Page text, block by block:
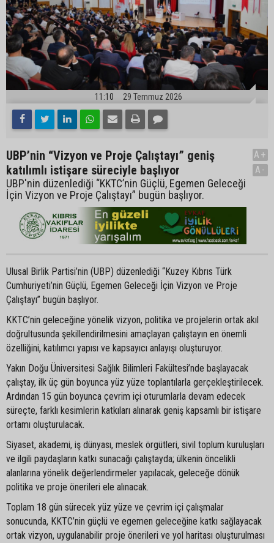
11:10 29 Temmuz 2026
UBP’nin “Vizyon ve Proje Çalıştayı” geniş
katılımlı istişare süreciyle başlıyor
UBP'nin düzenlediği “KKTC’nin Güçlü, Egemen Geleceği
İçin Vizyon ve Proje Çalıştayı” bugün başlıyor.
A+
A-
Ulusal Birlik Partisi’nin (UBP) düzenlediği “Kuzey Kıbrıs Türk
Cumhuriyeti’nin Güçlü, Egemen Geleceği İçin Vizyon ve Proje
Çalıştayı” bugün başlıyor.
KKTC’nin geleceğine yönelik vizyon, politika ve projelerin ortak akıl
doğrultusunda şekillendirilmesini amaçlayan çalıştayın en önemli
özelliğini, katılımcı yapısı ve kapsayıcı anlayışı oluşturuyor.
Yakın Doğu Üniversitesi Sağlık Bilimleri Fakültesi’nde başlayacak
çalıştay, ilk üç gün boyunca yüz yüze toplantılarla gerçekleştirilecek.
Ardından 15 gün boyunca çevrim içi oturumlarla devam edecek
süreçte, farklı kesimlerin katkıları alınarak geniş kapsamlı bir istişare
ortamı oluşturulacak.
Siyaset, akademi, iş dünyası, meslek örgütleri, sivil toplum kuruluşları
ve ilgili paydaşların katkı sunacağı çalıştayda; ülkenin öncelikli
alanlarına yönelik değerlendirmeler yapılacak, geleceğe dönük
politika ve proje önerileri ele alınacak.
Toplam 18 gün sürecek yüz yüze ve çevrim içi çalışmalar
sonucunda, KKTC’nin güçlü ve egemen geleceğine katkı sağlayacak
ortak vizyon, uygulanabilir proje önerileri ve yol haritası oluşturulması